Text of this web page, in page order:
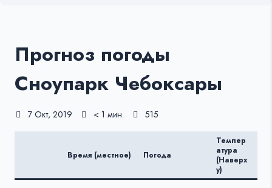
Прогноз погоды
Сноупарк Чебоксары
7 Окт, 2019 < 1 мин. 515
Время (местное) Погода
Темпер
атура
(Наверх
у)